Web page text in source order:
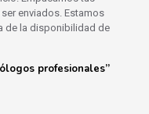
enviados. Estamos
de la disponibilidad de
profesionales”